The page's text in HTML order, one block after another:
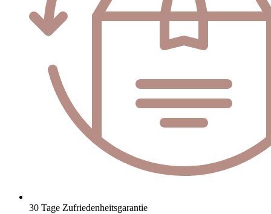
30 Tage Zufriedenheitsgarantie